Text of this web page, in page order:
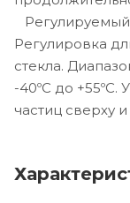
Регулировка
стекла.
-40ºС до +55ºС.
частиц сверху